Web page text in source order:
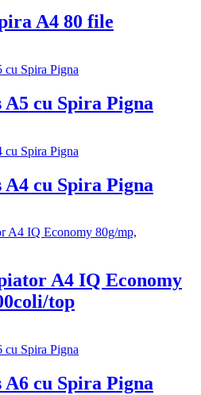
A4 80 file
A5 cu Spira Pigna
A4 cu Spira Pigna
A4 IQ Economy
top
A6 cu Spira Pigna